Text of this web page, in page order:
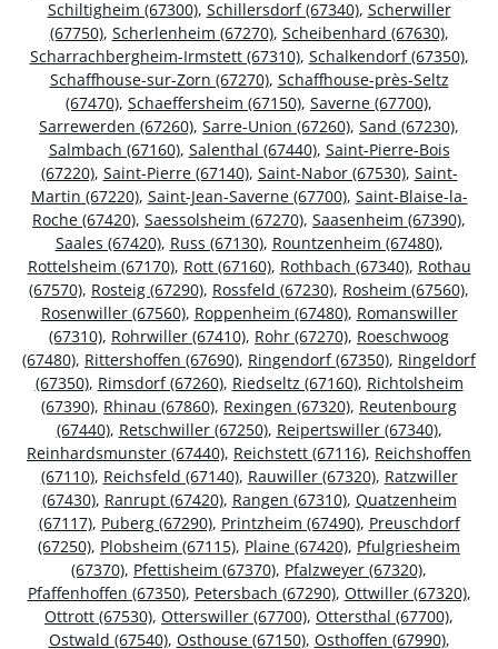
Schiltigheim (67300), Schillersdorf (67340), Scherwiller
(67750), Scherlenheim (67270), Scheibenhard (67630),
Scharrachbergheim-Irmstett (67310), Schalkendorf (67350),
Schaffhouse-sur-Zorn (67270), Schaffhouse-près-Seltz
(67470), Schaeffersheim (67150), Saverne (67700),
Sarrewerden (67260), Sarre-Union (67260), Sand (67230),
Salmbach (67160), Salenthal (67440), Saint-Pierre-Bois
(67220), Saint-Pierre (67140), Saint-Nabor (67530), Saint-
Martin (67220), Saint-Jean-Saverne (67700), Saint-Blaise-la-
Roche (67420), Saessolsheim (67270), Saasenheim (67390),
Saales (67420), Russ (67130), Rountzenheim (67480),
Rottelsheim (67170), Rott (67160), Rothbach (67340), Rothau
(67570), Rosteig (67290), Rossfeld (67230), Rosheim (67560),
Rosenwiller (67560), Roppenheim (67480), Romanswiller
(67310), Rohrwiller (67410), Rohr (67270), Roeschwoog
(67480), Rittershoffen (67690), Ringendorf (67350), Ringeldorf
(67350), Rimsdorf (67260), Riedseltz (67160), Richtolsheim
(67390), Rhinau (67860), Rexingen (67320), Reutenbourg
(67440), Retschwiller (67250), Reipertswiller (67340),
Reinhardsmunster (67440), Reichstett (67116), Reichshoffen
(67110), Reichsfeld (67140), Rauwiller (67320), Ratzwiller
(67430), Ranrupt (67420), Rangen (67310), Quatzenheim
(67117), Puberg (67290), Printzheim (67490), Preuschdorf
(67250), Plobsheim (67115), Plaine (67420), Pfulgriesheim
(67370), Pfettisheim (67370), Pfalzweyer (67320),
Pfaffenhoffen (67350), Petersbach (67290), Ottwiller (67320),
Ottrott (67530), Otterswiller (67700), Ottersthal (67700),
Ostwald (67540), Osthouse (67150), Osthoffen (67990),